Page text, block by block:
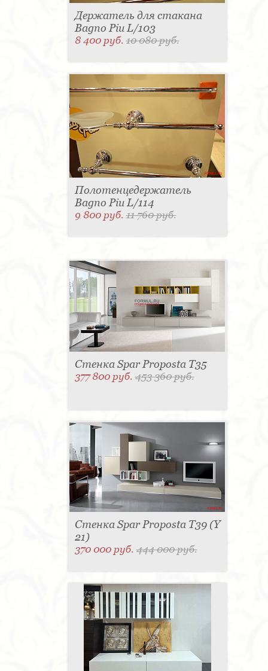
Держатель для стакана
Bagno Piu L/103
8 400 руб.10 080 руб.
Полотенцедержатель
Bagno Piu L/114
9 800 руб.11 760 руб.
Стенка Spar Proposta T35
377 800 руб.453 360 руб.
Стенка Spar Proposta T39 (Y
21)
370 000 руб.444 000 руб.